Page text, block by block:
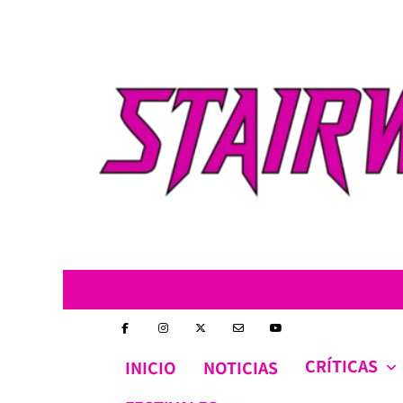
INICIO NOTICIAS CRÍTICAS